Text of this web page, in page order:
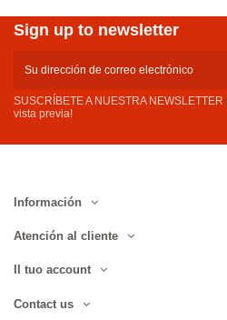
Sign up to newsletter
SUSCRÍBETE A NUESTRA
vista previa!
Información
Atención al cliente
Il tuo account
Contact us